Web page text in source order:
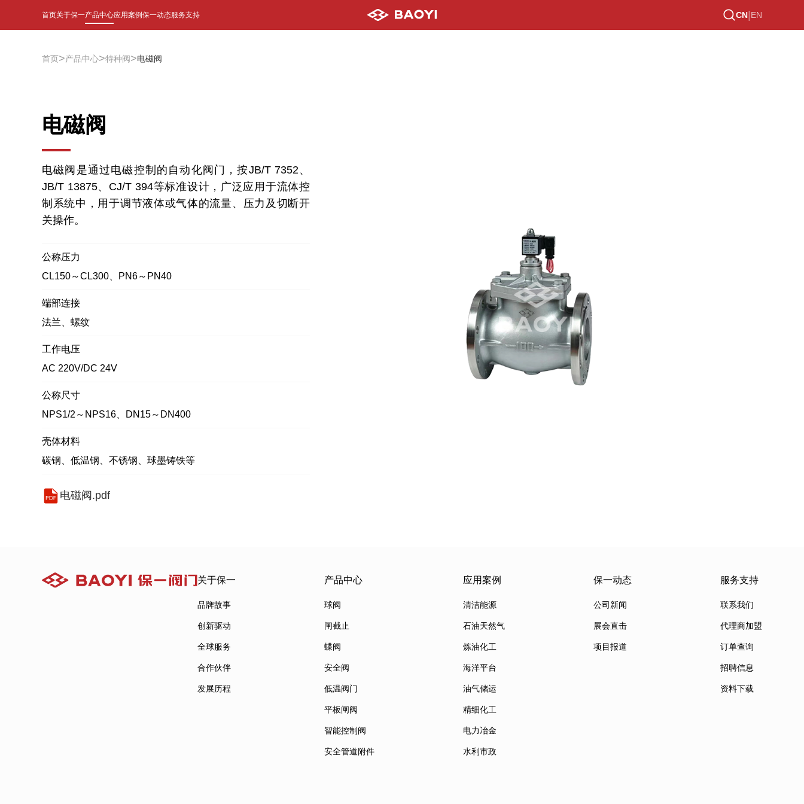
首页关于保一产品中心应用案例保一动态服务支持 CN|EN
首页>产品中心>特种阀>电磁阀
电磁阀
电磁阀是通过电磁控制的自动化阀门，按JB/T 7352、
JB/T 13875、CJ/T 394等标准设计，广泛应用于流体控
制系统中，用于调节液体或气体的流量、压力及切断开
关操作。
公称压力
CL150～CL300、PN6～PN40
端部连接
法兰、螺纹
工作电压
AC 220V/DC 24V
公称尺寸
NPS1/2～NPS16、DN15～DN400
壳体材料
碳钢、低温钢、不锈钢、球墨铸铁等
电磁阀.pdf
关于保一
品牌故事
创新驱动
全球服务
合作伙伴
发展历程
产品中心
球阀
闸截止
蝶阀
安全阀
低温阀门
平板闸阀
智能控制阀
安全管道附件
应用案例
清洁能源
石油天然气
炼油化工
海洋平台
油气储运
精细化工
电力冶金
水利市政
保一动态
公司新闻
展会直击
项目报道
服务支持
联系我们
代理商加盟
订单查询
招聘信息
资料下载